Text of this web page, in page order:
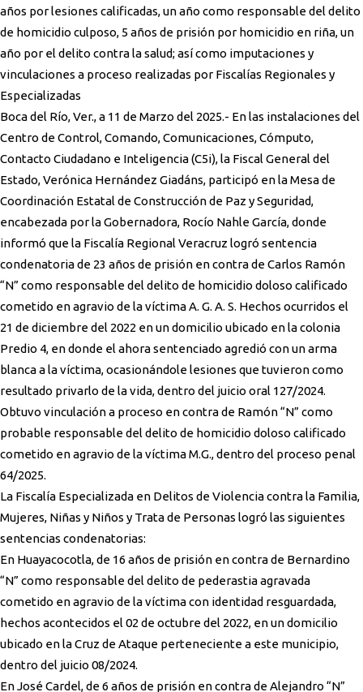
años por lesiones calificadas, un año como responsable del delito
de homicidio culposo, 5 años de prisión por homicidio en riña, un
año por el delito contra la salud; así como imputaciones y
vinculaciones a proceso realizadas por Fiscalías Regionales y
Especializadas
Boca del Río, Ver., a 11 de Marzo del 2025.- En las instalaciones del
Centro de Control, Comando, Comunicaciones, Cómputo,
Contacto Ciudadano e Inteligencia (C5i), la Fiscal General del
Estado, Verónica Hernández Giadáns, participó en la Mesa de
Coordinación Estatal de Construcción de Paz y Seguridad,
encabezada por la Gobernadora, Rocío Nahle García, donde
informó que la Fiscalía Regional Veracruz logró sentencia
condenatoria de 23 años de prisión en contra de Carlos Ramón
“N” como responsable del delito de homicidio doloso calificado
cometido en agravio de la víctima A. G. A. S. Hechos ocurridos el
21 de diciembre del 2022 en un domicilio ubicado en la colonia
Predio 4, en donde el ahora sentenciado agredió con un arma
blanca a la víctima, ocasionándole lesiones que tuvieron como
resultado privarlo de la vida, dentro del juicio oral 127/2024.
Obtuvo vinculación a proceso en contra de Ramón “N” como
probable responsable del delito de homicidio doloso calificado
cometido en agravio de la víctima M.G., dentro del proceso penal
64/2025.
La Fiscalía Especializada en Delitos de Violencia contra la Familia,
Mujeres, Niñas y Niños y Trata de Personas logró las siguientes
sentencias condenatorias:
En Huayacocotla, de 16 años de prisión en contra de Bernardino
“N” como responsable del delito de pederastia agravada
cometido en agravio de la víctima con identidad resguardada,
hechos acontecidos el 02 de octubre del 2022, en un domicilio
ubicado en la Cruz de Ataque perteneciente a este municipio,
dentro del juicio 08/2024.
En José Cardel, de 6 años de prisión en contra de Alejandro “N”